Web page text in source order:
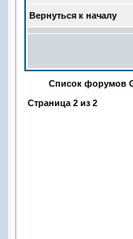
Вернуться к началу
Список форумов
Страница 2 из 2